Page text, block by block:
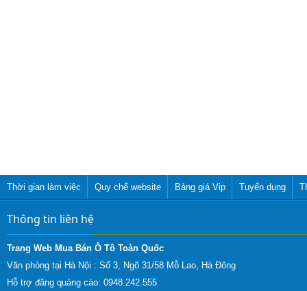
Thời gian làm việc Quy chế website Bảng giá Vip Tuyển dụng
Thông tin liên hệ
Trang Web Mua Bán Ô Tô Toàn Quốc
Văn phòng tại Hà Nội : Số 3, Ngõ 31/58 Mỗ Lao, Hà Đông
Hỗ trợ đăng quảng cáo: 0948.242.555